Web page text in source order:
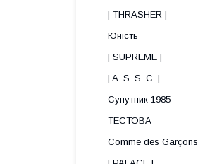
| THRASHER |
Юність
| SUPREME |
| A. S. S. C. |
Супутник 1985
ТЕСТОВА
Comme des Garçons